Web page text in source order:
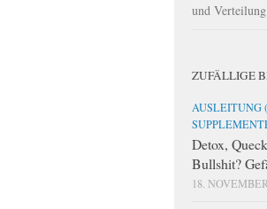
und
ZUFÄLLIGE
AUSLEITUNG
Detox,
Bullshit?
18.